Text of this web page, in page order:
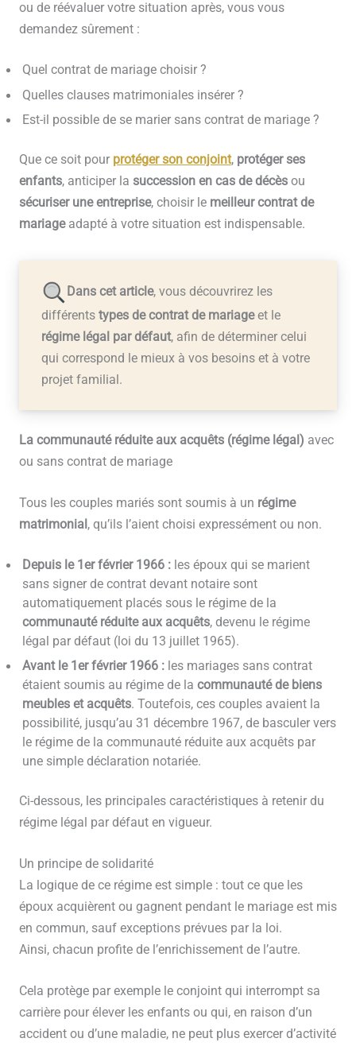
ou de réévaluer votre situation après, vous vous
demandez sûrement :
Quel contrat de mariage choisir ?
Quelles clauses matrimoniales insérer ?
Est-il possible de se marier sans contrat de mariage ?
Que ce soit pour protéger son conjoint, protéger ses
enfants, anticiper la succession en cas de décèsou
sécuriser une entreprise, choisir le meilleur contrat de
mariageadapté à votre situation est indispensable.
Dans cet article, vous découvrirez les
différents types de contrat de mariageet le
régime légal par défaut, afin de déterminer celui
qui correspond le mieux à vos besoins et à votre
projet familial.
La communauté réduite aux acquêts (régime légal) avec
ou sans contrat de mariage
Tous les couples mariés sont soumis à un régime
matrimonial , qu’ils l’aient choisi expressément ou non.
Depuis le 1er février 1966 :les époux qui se marient
sans signer de contrat devant notaire sont
automatiquement placés sous le régime de la
communauté réduite aux acquêts, devenu le régime
légal par défaut (loi du 13 juillet 1965).
Avant le 1er février 1966 :les mariages sans contrat
étaient soumis au régime de la communauté de biens
meubles et acquêts. Toutefois, ces couples avaient la
possibilité, jusqu’au 31 décembre 1967, de basculer vers
le régime de la communauté réduite aux acquêts par
une simple déclaration notariée.
Ci-dessous, les principales caractéristiques à retenir du
régime légal par défaut en vigueur.
Un principe de solidarité
La logique de ce régime est simple : tout ce que les
époux acquièrent ou gagnent pendant le mariage est mis
en commun, sauf exceptions prévues par la loi.
Ainsi, chacun profite de l’enrichissement de l’autre.
Cela protège par exemple le conjoint qui interrompt sa
carrière pour élever les enfants ou qui, en raison d’un
accident ou d’une maladie, ne peut plus exercer d’activité